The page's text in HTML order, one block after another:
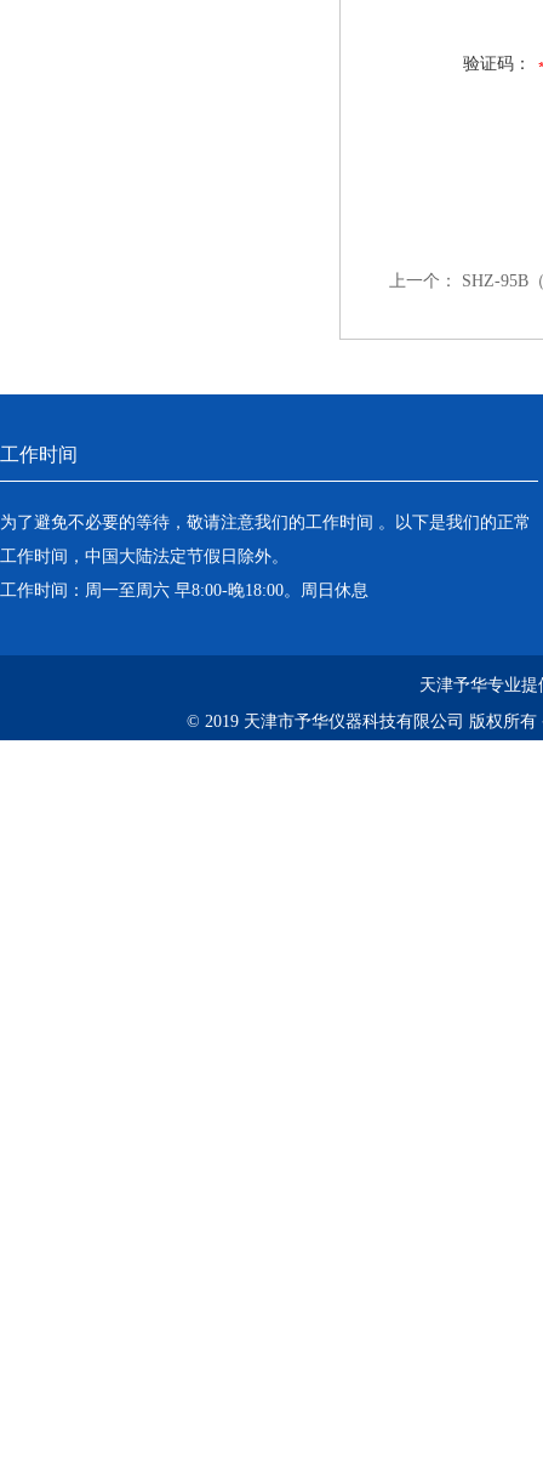
验证码：
上一个： SHZ-95B
工作时间
为了避免不必要的等待，敬请注意我们的工作时间 。以下是我们的正常
工作时间，中国大陆法定节假日除外。
工作时间：周一至周六 早8:00-晚18:00。周日休息
天津予华专业
© 2019 天津市予华仪器科技有限公司 版权所有